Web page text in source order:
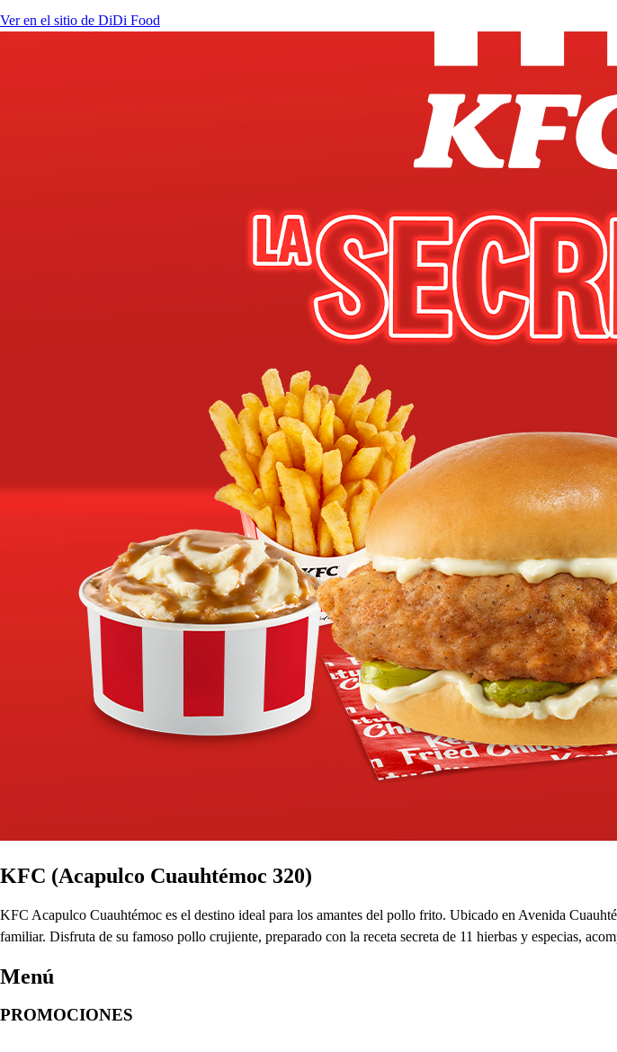
Ver en el sitio de DiDi Food
KFC (Acapulco Cuauhtémoc 320)
KFC Acapulco Cuauhtémoc es el destino ideal para los amantes del pollo frito. Ubicado en Avenida
familiar. Disfruta de su famoso pollo crujiente, preparado con la receta secreta de 11 hierbas y especias,
Menú
PROMOCIONES